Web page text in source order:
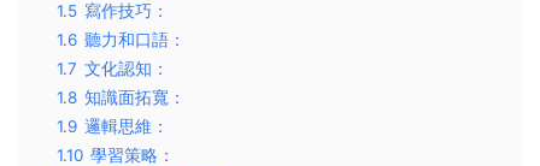
1.5 寫作技巧：
1.6 聽力和口語：
1.7 文化認知：
1.8 知識面拓寬：
1.9 邏輯思維：
1.10 學習策略：